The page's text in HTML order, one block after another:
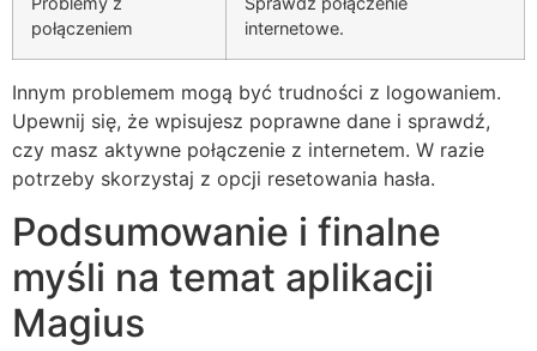
połączeniem
internetowe.
Innym problemem mogą być trudności z logowaniem.
Upewnij się, że wpisujesz poprawne dane i sprawdź,
czy masz aktywne połączenie z internetem. W razie
potrzeby skorzystaj z opcji resetowania hasła.
Podsumowanie i finalne
myśli na temat aplikacji
Magius